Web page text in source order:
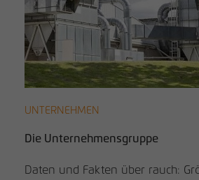
UNTERNEHMEN
Die Unternehmensgruppe
Daten und Fakten über rauch: